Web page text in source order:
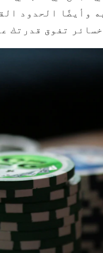
وأيضًا الحدود
تفوق قدرتك